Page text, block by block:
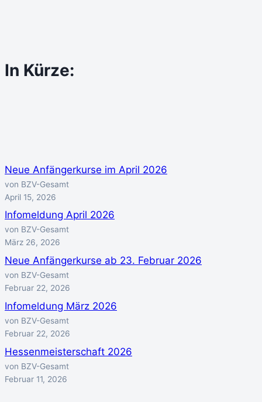
In Kürze:
Neue Anfängerkurse im April 2026
von BZV-Gesamt
April 15, 2026
Infomeldung April 2026
von BZV-Gesamt
März 26, 2026
Neue Anfängerkurse ab 23. Februar 2026
von BZV-Gesamt
Februar 22, 2026
Infomeldung März 2026
von BZV-Gesamt
Februar 22, 2026
Hessenmeisterschaft 2026
von BZV-Gesamt
Februar 11, 2026